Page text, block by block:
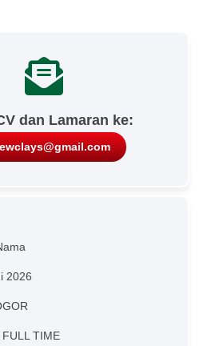
dan Lamaran ke:
2026
TIME